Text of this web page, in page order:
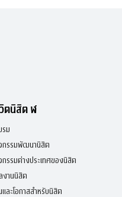
ตนิสิต ฬ
ม
กรรมพัฒนานิสิต
รรมต่างประเทศของนิสิต
งานนิสิต
ละโอกาสสำหรับนิสิต